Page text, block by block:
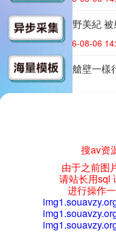
012724_001 星野美紀 被
日本-一本道 2026-08-06
020124_001 像艙壁一
020124_001
011824_001 秘密的誘
2026-08-06
011319_797 Tokimeki
2026-08-06
012324_001 一蓬堂最
搜av资
由于之前图
请站长用sql
进行操作